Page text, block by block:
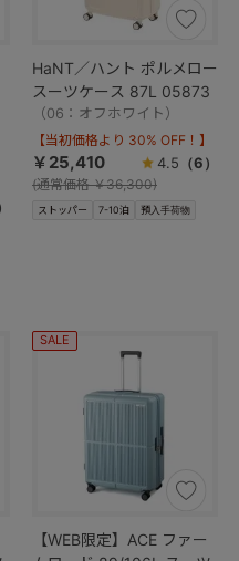
HaNT／ハント ポルメロー
スーツケース 87L 05873
（06：オフホワイト）
ストッパー 7-10泊 預入手荷物
【当初価格より 30% OFF！】
￥25,410
(通常価格￥36,300)
4.5 （6）
【WEB限定】ACE ファー
SALE